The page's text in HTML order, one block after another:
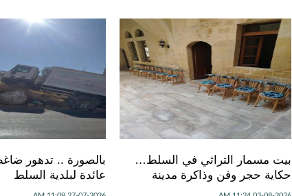
بيت مسمار التراثي في السلط…
حكاية حجر وفن وذاكرة مدينة
بالصورة .. تدهور
عائدة لبلدية السلط